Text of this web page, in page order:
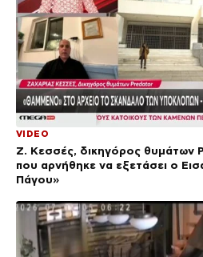
VIDEO
Ζ. Κεσσές, δικηγόρος θυμάτων
που αρνήθηκε να εξετάσει ο
Πάγου»